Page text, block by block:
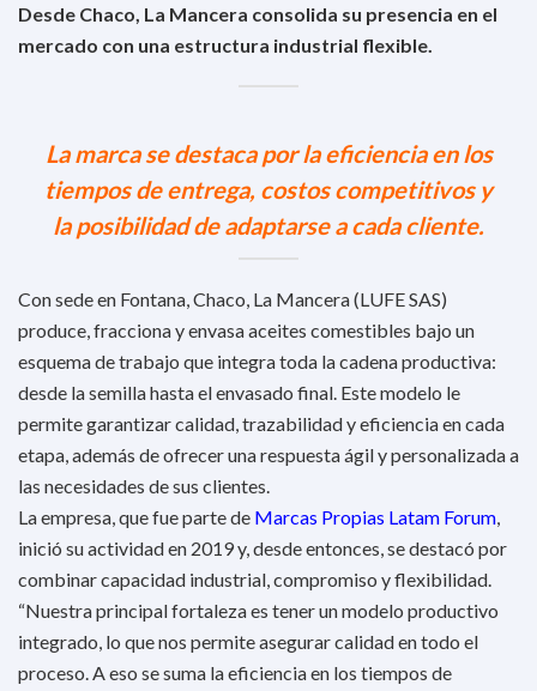
Desde Chaco, La Mancera consolida su presencia en el
mercado con una estructura industrial flexible.
La marca se destaca por la eficiencia en los
tiempos de entrega, costos competitivos y
la posibilidad de adaptarse a cada cliente.
Con sede en Fontana, Chaco, La Mancera (LUFE SAS)
produce, fracciona y envasa aceites comestibles bajo un
esquema de trabajo que integra toda la cadena productiva:
desde la semilla hasta el envasado final. Este modelo le
permite garantizar calidad, trazabilidad y eficiencia en cada
etapa, además de ofrecer una respuesta ágil y personalizada a
las necesidades de sus clientes.
La empresa, que fue parte de Marcas Propias Latam Forum,
inició su actividad en 2019 y, desde entonces, se destacó por
combinar capacidad industrial, compromiso y flexibilidad.
“Nuestra principal fortaleza es tener un modelo productivo
integrado, lo que nos permite asegurar calidad en todo el
proceso. A eso se suma la eficiencia en los tiempos de